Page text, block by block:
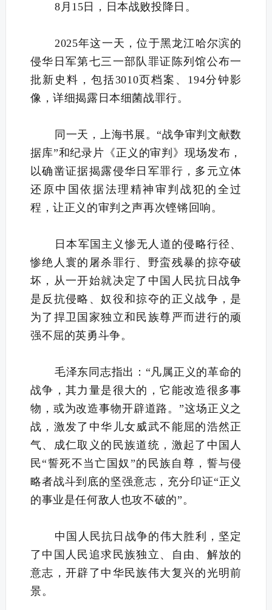
8月15日，日本战败投降日。
2025年这一天，位于黑龙江哈尔滨的
侵华日军第七三一部队罪证陈列馆公布一
批新史料，包括3010页档案、194分钟影
像，详细揭露日本细菌战罪行。
同一天，上海书展。“战争审判文献数
据库”和纪录片《正义的审判》现场发布，
以确凿证据揭露侵华日军罪行，多元立体
还原中国依据法理精神审判战犯的全过
程，让正义的审判之声再次铿锵回响。
日本军国主义惨无人道的侵略行径、
惨绝人寰的屠杀罪行、野蛮残暴的掠夺破
坏，从一开始就决定了中国人民抗日战争
是反抗侵略、奴役和掠夺的正义战争，是
为了捍卫国家独立和民族尊严而进行的顽
强不屈的英勇斗争。
毛泽东同志指出：“凡属正义的革命的
战争，其力量是很大的，它能改造很多事
物，或为改造事物开辟道路。”这场正义之
战，激发了中华儿女威武不能屈的浩然正
气、成仁取义的民族道统，激起了中国人
民“誓死不当亡国奴”的民族自尊，誓与侵
略者战斗到底的坚强意志，充分印证“正义
的事业是任何敌人也攻不破的”。
中国人民抗日战争的伟大胜利，坚定
了中国人民追求民族独立、自由、解放的
意志，开辟了中华民族伟大复兴的光明前
景。